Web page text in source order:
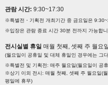
관람 시간: 9:30~17:30
※특별전・기획전 개최기간 중 금요일은
※입장은 관람 종료 시간 30분 전까지 가능합
전시실별 휴일 매월 첫째, 셋째 주 월요일
(월요일이 공휴일 및 대체 휴일인 경우에는 그
※특별전 및 기획전: 매주 월요일(월요일이 공
※상기 이외 전시: 매월 첫째, 셋째 주 월요일(
평일에 휴무)